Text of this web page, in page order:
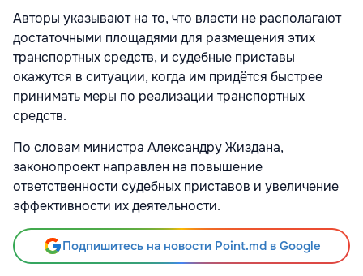
Авторы указывают на то, что власти не располагают
достаточными площадями для размещения этих
транспортных средств, и судебные приставы
окажутся в ситуации, когда им придётся быстрее
принимать меры по реализации транспортных
средств.
По словам министра Александру Жиздана,
законопроект направлен на повышение
ответственности судебных приставов и увеличение
эффективности их деятельности.
Подпишитесь на новости Point.md в Google